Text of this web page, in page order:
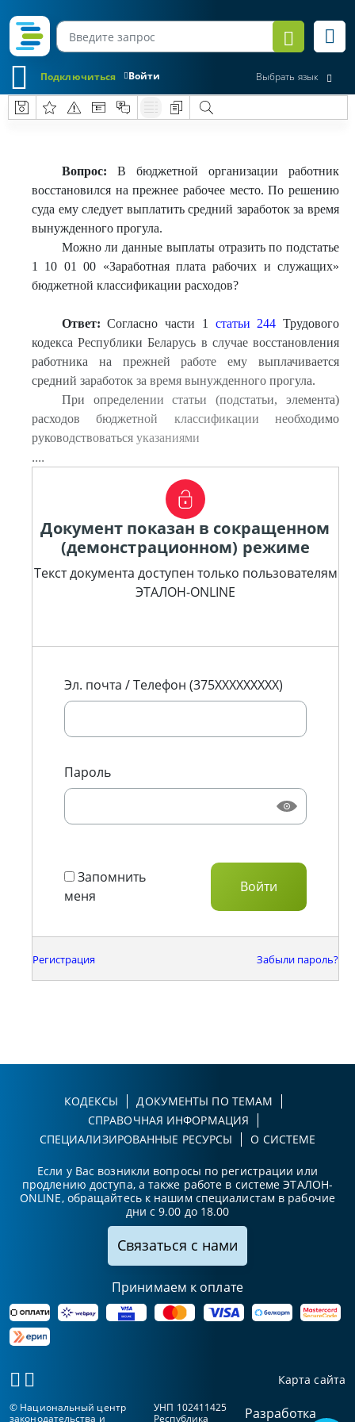
Войти
Подключиться Выбрать язык
Вопрос: В бюджетной организации работник
восстановился на прежнее рабочее место. По решению
суда ему следует выплатить средний заработок за время
вынужденного прогула.
Можно ли данные выплаты отразить по подстатье
1 10 01 00 «Заработная плата рабочих и служащих»
бюджетной классификации расходов?
Ответ: Согласно части 1 статьи 244 Трудового
кодекса Республики Беларусь в случае восстановления
работника на прежней работе ему выплачивается
средний заработок за время вынужденного прогула.
При определении статьи (подстатьи, элемента)
расходов бюджетной классификации необходимо
руководствоваться указаниями
....
Документ показан в сокращенном
(демонстрационном) режиме
Текст документа доступен только пользователям
ЭТАЛОН-ONLINE
Эл. почта / Телефон (375XXXXXXXXX)
Пароль
Запомнить
меня
Регистрация Забыли пароль?
КОДЕКСЫ
ДОКУМЕНТЫ ПО ТЕМАМ
СПРАВОЧНАЯ ИНФОРМАЦИЯ
СПЕЦИАЛИЗИРОВАННЫЕ РЕСУРСЫ
О СИСТЕМЕ
Если у Вас возникли вопросы по регистрации или
продлению доступа, а также работе в системе ЭТАЛОН-
ONLINE, обращайтесь к нашим специалистам в рабочие
дни с 9.00 до 18.00
Связаться с нами
Принимаем к оплате
Карта сайта
© Национальный центр
законодательства и
УНП 102411425
Республика
Разработка